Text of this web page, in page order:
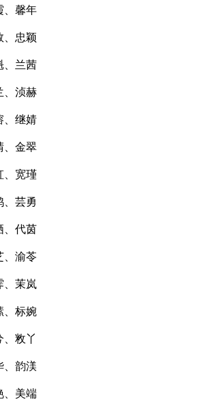
、馨年
、忠颖
、兰茜
、浈赫
、继婧
、金翠
、宽瑾
、芸勇
、代茵
、渝苓
、茉岚
、标婉
、敉丫
、韵渼
、美端